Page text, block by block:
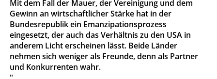
Mit dem Fall der Mauer, der Vereinigung und dem
Gewinn an wirtschaftlicher Stärke hat in der
Bundesrepublik ein Emanzipationsprozess
eingesetzt, der auch das Verhältnis zu den USA in
anderem Licht erscheinen lässt. Beide Länder
nehmen sich weniger als Freunde, denn als Partner
und Konkurrenten wahr.